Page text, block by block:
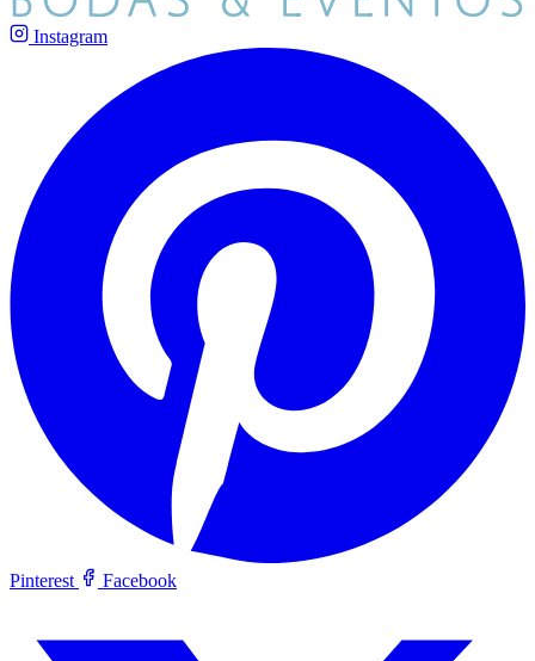
Instagram
Pinterest Facebook